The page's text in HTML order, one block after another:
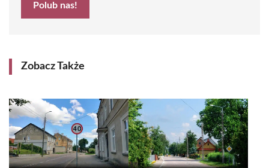
Polub nas!
Zobacz Także